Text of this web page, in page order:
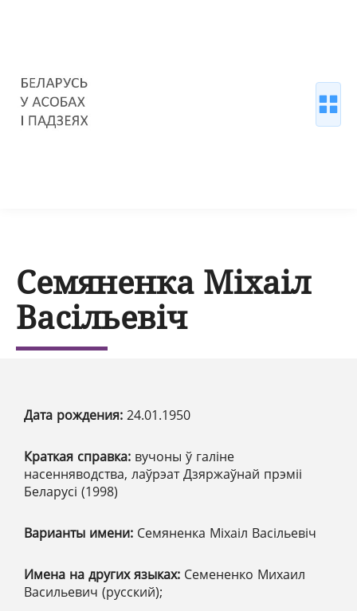
Семяненка Міхаіл
Васільевіч
Дата рождения: 24.01.1950
Краткая справка: вучоны ў галіне
насенняводства, лаўрэат Дзяржаўнай прэміі
Беларусі (1998)
Варианты имени: Семяненка Міхаіл Васільевіч
Имена на других языках: Семененко Михаил
Васильевич (русский);